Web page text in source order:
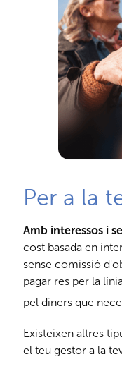
Per a la
Amb interessos i
cost basada en
sense comissió
pagar res per la
pel diners que
Existeixen altres
el teu gestor a la